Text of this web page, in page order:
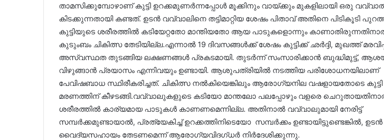
താമസിക്കുമ്പോഴാണ് കുട്ടി ഉറക്കമുണർന്നപ്പോൾ മൂക്കിനും വായ്‌ക്കും മുകളിലായി ഒരു
കിടക്കുന്നതായി കണ്ടത്. ഉടൻ വവ്വാലിനെ തട്ടിമാറ്റിയ ശേഷം പിതാവ് അതിനെ പിടികൂടി
കുട്ടിയുടെ ശരീരത്തിൽ കടിയേറ്റതോ മാന്തിയതോ ആയ പാടുകളൊന്നും
കുടുംബം ചികിത്സ തേടിയില്ല.എന്നാൽ 19 ദിവസങ്ങൾക്ക് ശേഷം കുട്ടിക്ക് ഛർദ്ദി, മുഖത്ത്
അസ്വസ്ഥത തുടങ്ങിയ ലക്ഷണങ്ങൾ പ്രകടമായി. തുടർന്ന് സംസാരിക്കാൻ ബുദ്ധിമുട്ട്,
വിഴുങ്ങാൻ പ്രയാസം എന്നിവയും ഉണ്ടായി. ആശുപത്രിയിൽ നടത്തിയ പരിശോധനയിലാണ്
പേവിഷബാധ സ്ഥിരീകരിച്ചത്. ചികിത്സ നൽകിയെങ്കിലും ആരോഗ്യനില വഷളായതോടെ കുട്ടി
മരണത്തിന് കീഴടങ്ങി.വവ്വാലുകളുടെ കടിയോ മാന്തലോ പലപ്പോഴും വളരെ
ശരീരത്തിൽ കാര്യമായ പാടുകൾ കാണണമെന്നില്ല. അതിനാൽ വവ്വാലുമായി നേരിട്ട്
സമ്പർക്കമുണ്ടായാൽ, പ്രത്യേകിച്ച് ഉറക്കത്തിനിടെയോ സമ്പർക്കം ഉണ്ടായിട്ടുണ്ടെങ്കിൽ,
വൈദ്യസഹായം തേടണമെന്ന് ആരോഗ്യവിദഗ്ധർ നിർദേശിക്കുന്നു.